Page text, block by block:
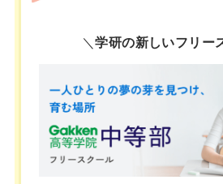
＼学研の新しいフリー